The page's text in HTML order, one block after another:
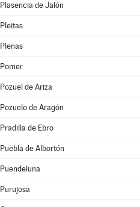
Plasencia de Jalón
Pleitas
Plenas
Pomer
Pozuel de Ariza
Pozuelo de Aragón
Pradilla de Ebro
Puebla de Albortón
Puendeluna
Purujosa